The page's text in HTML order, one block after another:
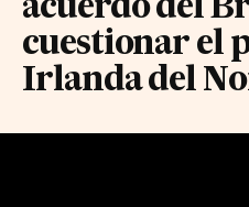
acuerdo del
cuestionar el
Irlanda del